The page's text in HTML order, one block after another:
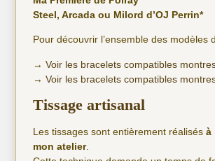
Steel, Arcada ou Milord d’OJ Perrin*
Pour découvrir l’ensemble des modèles
→Voir les bracelets compatibles
→Voir les bracelets compatibles
Tissage artisanal
Les tissages sont entièrement réalisésà
mon atelier.